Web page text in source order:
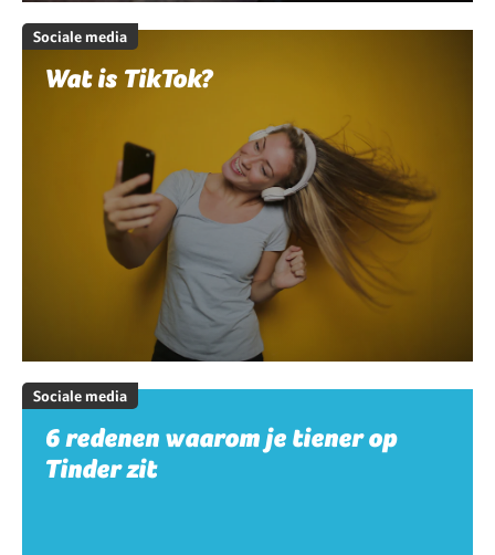
Sociale media
Wat is TikTok?
Sociale media
6 redenen waarom je tiener op
Tinder zit